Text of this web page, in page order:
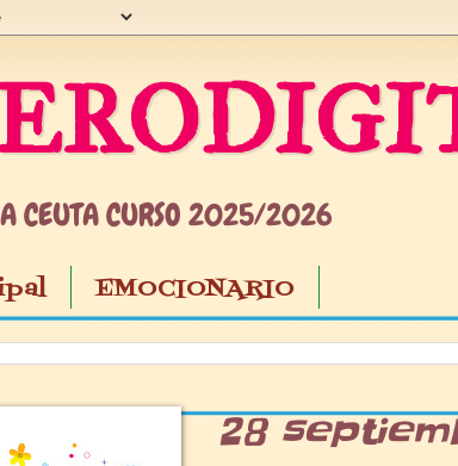
CEUTA CURSO 2025/2026
EMOCIONARIO
28